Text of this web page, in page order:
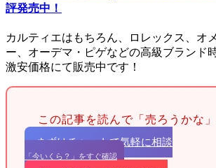
評発売中！
カルティエはもちろん、ロレックス、オ
ー、オーデマ・ピゲなどの高級ブランド
激安価格にて販売中です！
この記事を読んで「売ろうかな
まずはチャットで気軽に相談
「今いくら？」をすぐ確認